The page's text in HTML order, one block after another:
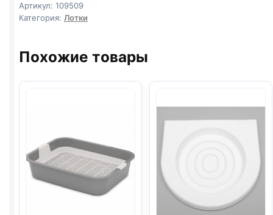
Артикул: 109509
Категория: Лотки
Похожие товары